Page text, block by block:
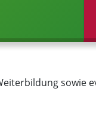
sowie